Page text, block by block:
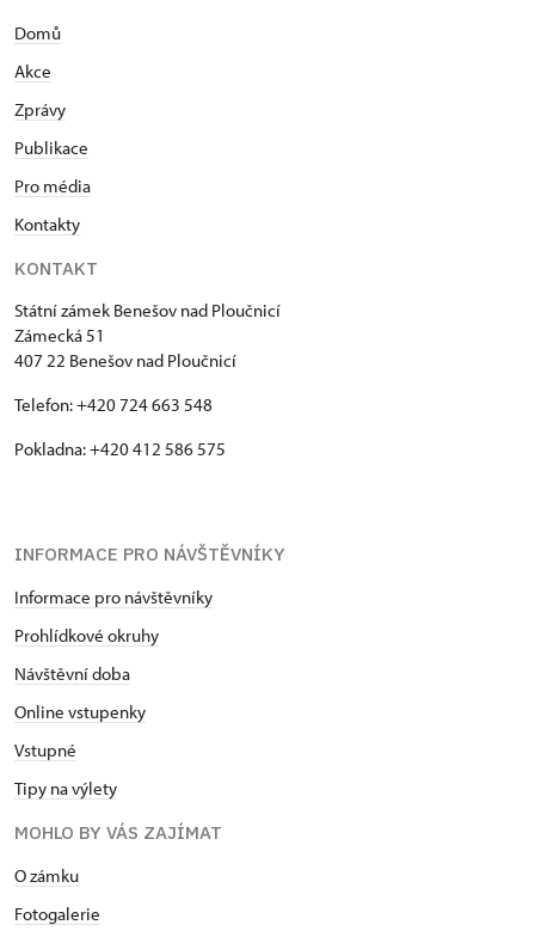
Domů
Akce
Zprávy
Publikace
Pro média
Kontakty
KONTAKT
Státní zámek Benešov nad Ploučnicí
Zámecká 51
407 22 Benešov nad Ploučnicí
Telefon: +420 724 663 548
Pokladna: +420 412 586 575
INFORMACE PRO NÁVŠTĚVNÍKY
Informace pro návštěvníky
Prohlídkové okruhy
Návštěvní doba
Online vstupenky
Vstupné
Tipy na výlety
MOHLO BY VÁS ZAJÍMAT
O zámku
Fotogalerie